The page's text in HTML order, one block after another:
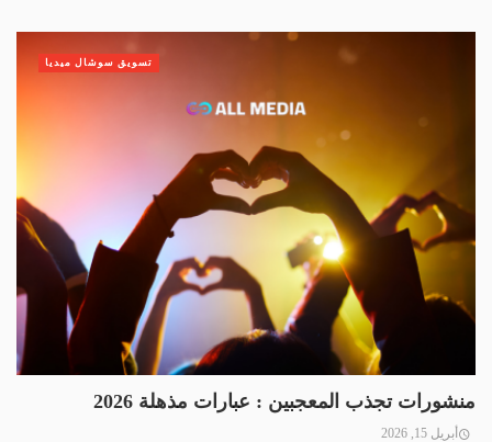
منشورات تجذب المعجبين : عبارات مذهلة 2026
أبريل 15, 2026
تسويق سوشال ميديا